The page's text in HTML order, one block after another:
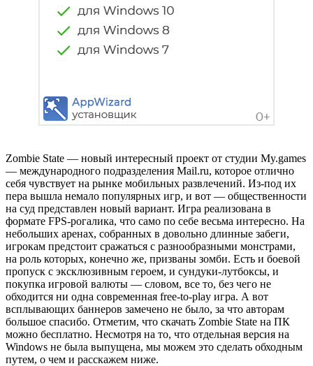
Zombie State — новый интересный проект от студии My.games
— международного подразделения Mail.ru, которое отлично
себя чувствует на рынке мобильных развлечений. Из-под их
пера вышла немало популярных игр, и вот — общественности
на суд представлен новый вариант. Игра реализована в
формате FPS-рогалика, что само по себе весьма интересно. На
небольших аренах, собранных в довольно длинные забеги,
игрокам предстоит сражаться с разнообразными монстрами,
на роль которых, конечно же, призваны зомби. Есть и боевой
пропуск с эксклюзивным героем, и сундуки-лутбоксы, и
покупка игровой валюты — словом, все то, без чего не
обходится ни одна современная free-to-play игра. А вот
всплывающих баннеров замечено не было, за что авторам
большое спасибо. Отметим, что скачать Zombie State на ПК
можно бесплатно. Несмотря на то, что отдельная версия на
Windows не была выпущена, мы можем это сделать обходным
путем, о чем и расскажем ниже.